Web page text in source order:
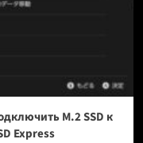
M.2 SSD к
Express